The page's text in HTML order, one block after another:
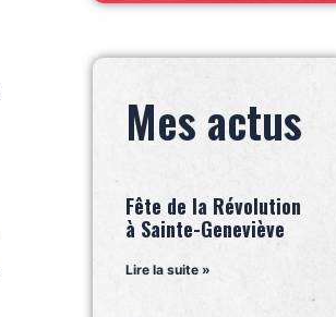
Mes actus
Fête de la Révolution
à Sainte-Geneviève
Lire la suite »